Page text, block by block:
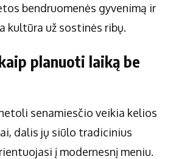
bendruomenės gyvenimą ir
kultūra už sostinės ribų.
planuoti laiką be
senamiesčio veikia kelios
dalis jų siūlo tradicinius
į modernesnį meniu.